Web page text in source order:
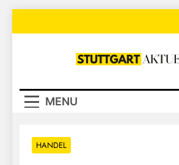
Stuttgart
MENU
HANDEL